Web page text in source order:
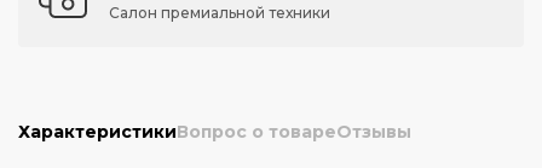
Салон премиальной техники
ХарактеристикиВопрос о товареОтзывы